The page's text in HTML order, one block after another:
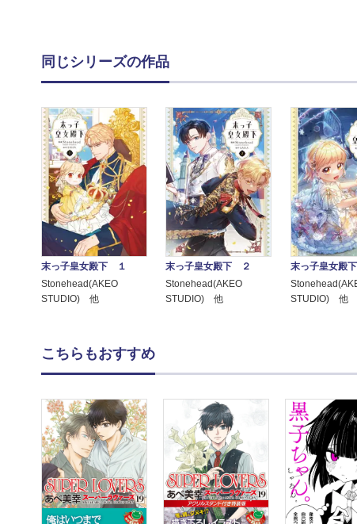
同じシリーズの作品
末っ子皇女殿下 １
Stonehead(AKEO
STUDIO) 他
末っ子皇女殿下 ２
Stonehead(AKEO
STUDIO) 他
末っ子皇女殿
STUDIO) 他
こちらもおすすめ